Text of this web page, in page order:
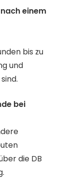
einem
bis zu
und
bei
die DB